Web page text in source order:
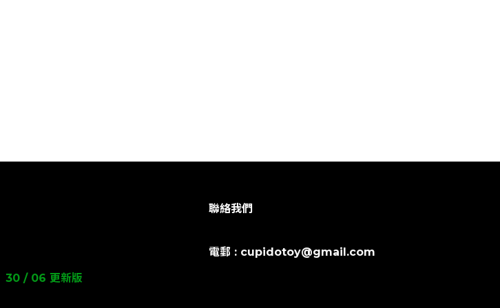
30 / 06 更新版
聯絡我們
電郵 : cupidotoy@gmail.com